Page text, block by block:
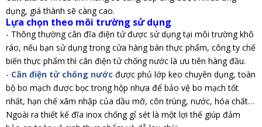
dụng, giá thành sẽ càng cao.
Lựa chọn theo môi trường sử dụng
- Thông thường cân đĩa điện tử được sử dụng tại môi trường khô
ráo, nếu bạn sử dụng trong cửa hàng bán thực phẩm, công ty chế
biến thực phẩm thì cân điện tử chống nước là ưu tiên hàng đầu.
- Cân điện tử chống nước được phủ lớp keo chuyên dụng, toàn
bộ bo mạch được bọc trong hộp nhựa để bảo vệ bo mạch tốt
nhất, hạn chế xâm nhập của dầu mỡ, côn trùng, nước, hóa chất…
Ngoài ra thiết kế đĩa inox chống gỉ sét là một lợi thế giúp đảm